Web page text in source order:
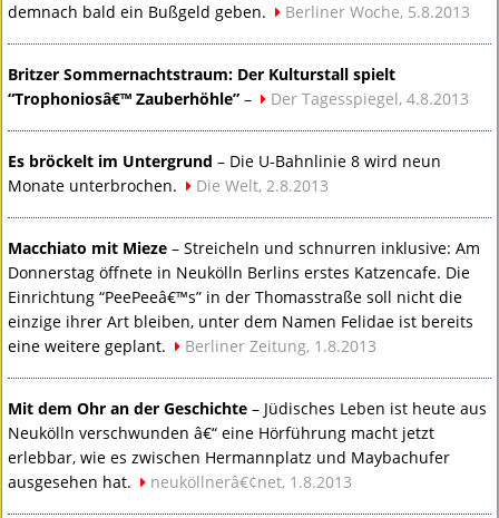
demnach bald ein Bußgeld geben.
Berliner Woche, 5.8.2013
Britzer Sommernachtstraum: Der Kulturstall spielt
“Trophoniosâ€™ Zauberhöhle” – Der Tagesspiegel, 4.8.2013
Es bröckelt im Untergrund – Die U-Bahnlinie 8 wird neun
Monate unterbrochen.
Die Welt, 2.8.2013
Macchiato mit Mieze – Streicheln und schnurren inklusive: Am
Donnerstag öffnete in Neukölln Berlins erstes Katzencafe. Die
Einrichtung “PeePeeâ€™s” in der Thomasstraße soll nicht die
einzige ihrer Art bleiben, unter dem Namen Felidae ist bereits
eine weitere geplant.
Berliner Zeitung, 1.8.2013
Mit dem Ohr an der Geschichte – Jüdisches Leben ist heute aus
Neukölln verschwunden â€“ eine Hörführung macht jetzt
erlebbar, wie es zwischen Hermannplatz und Maybachufer
ausgesehen hat.
neuköllnerâ€¢net, 1.8.2013